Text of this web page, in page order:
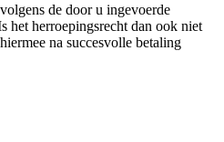
de door u ingevoerde
het herroepingsrecht dan ook niet
na succesvolle betaling